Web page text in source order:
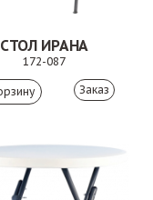
СТОЛ ИРАНА
172-087
Заказ